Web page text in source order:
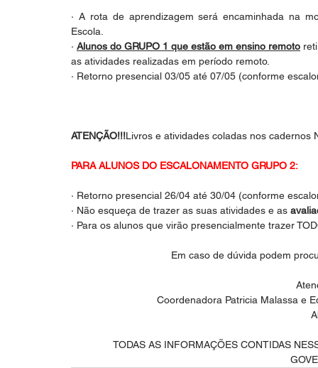
· A rota de aprendizagem será encaminhada na
Escola.
· Alunos do GRUPO 1 que estão em ensino remoto
as atividades realizadas em período remoto.
· Retorno presencial 03/05 até 07/05 (conforme
ATENÇÃO!!!Livros e atividades coladas nos cadernos
PARA ALUNOS DO ESCALONAMENTO GRUPO 2:
· Retorno presencial 26/04 até 30/04 (conforme
· Não esqueça de trazer as suas atividades e as
· Para os alunos que virão presencialmente trazer
Em caso de dúvida podem
Coordenadora Patricia Malassa e
TODAS AS INFORMAÇÕES CONTIDAS